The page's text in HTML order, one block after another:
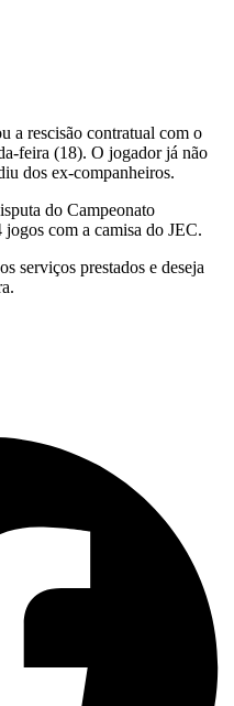
a rescisão contratual com o
feira (18). O jogador já não
dos ex-companheiros.
do Campeonato
com a camisa do JEC.
serviços prestados e deseja